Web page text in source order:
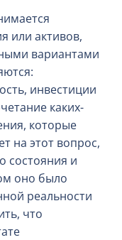
или активов,
вариантами
инвестиции
каких-
которые
на этот вопрос,
состояния и
оно было
реальности
что